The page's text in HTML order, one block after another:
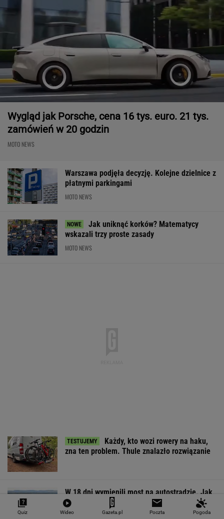
Wygląd jak Porsche, cena 16 tys. euro. 21 tys.
zamówień w 20 godzin
MOTO NEWS
Warszawa podjęła decyzję. Kolejne dzielnice z
płatnymi parkingami
MOTO NEWS
Jak uniknąć korków? Matematycy
wskazali trzy proste zasady
MOTO NEWS
Każdy, kto wozi rowery na haku,
zna ten problem. Thule znalazło rozwiązanie
W 18 dni wymienili most na autostradzie. Jak
to w ogóle możliwe?
Quiz Wideo Gazeta.pl Poczta Pogoda